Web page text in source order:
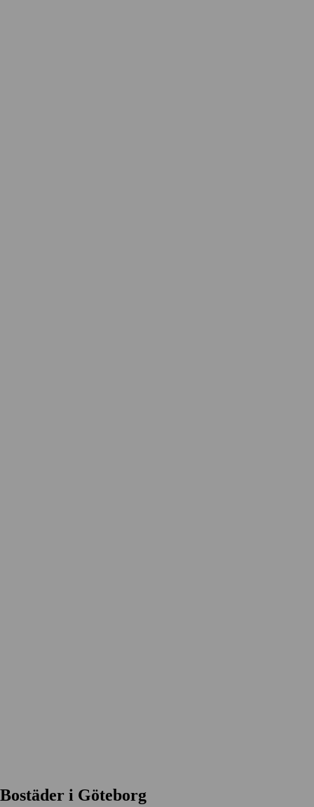
Bostäder i Göteborg